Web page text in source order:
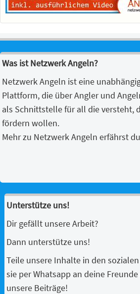
Was ist Netzwerk Angeln?
Netzwerk Angeln ist eine
Plattform, die über Angler und
als Schnittstelle für all die versteht,
fördern wollen.
Mehr zu Netzwerk Angeln erfährst
Unterstütze uns!
Dir gefällt unsere Arbeit?
Dann unterstütze uns!
Teile unsere Inhalte in den
sie per Whatsapp an deine
unsere Beiträge!